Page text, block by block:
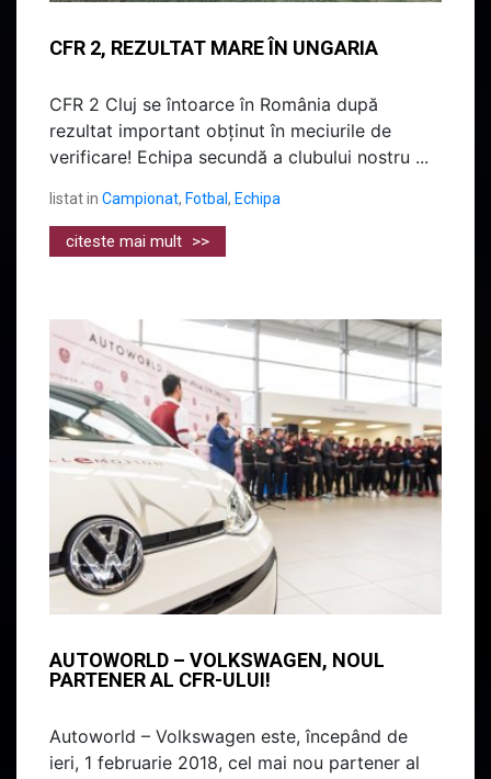
CFR 2, REZULTAT MARE ÎN UNGARIA
CFR 2 Cluj se întoarce în România după
rezultat important obținut în meciurile de
verificare! Echipa secundă a clubului nostru ...
listat in Campionat, Fotbal , Echipa
citeste mai mult >>
AUTOWORLD – VOLKSWAGEN, NOUL
PARTENER AL CFR-ULUI!
Autoworld – Volkswagen este, începând de
ieri, 1 februarie 2018, cel mai nou partener al